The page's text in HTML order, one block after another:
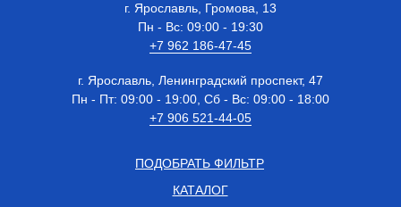
КАТАЛОГ
г. Ярославль, Ленинградский проспект, 47
Пн - Пт: 09:00 - 19:00, Сб - Вс: 09:00 - 18:00
+7 906 521-44-05
г. Ярославль, Громова, 13
Пн - Вс: 09:00 - 19:30
+7 962 186-47-45
ПОДОБРАТЬ ФИЛЬТР